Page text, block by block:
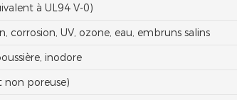
à UL94 V-0)
corrosion, UV, ozone, eau, embruns salins
inodore
non poreuse)